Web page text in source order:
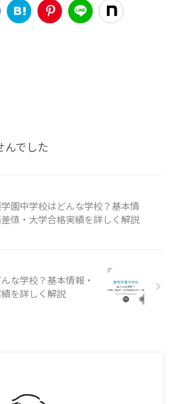
んでした
園中学校はどんな学校？基本情
値・大学合格実績を詳しく解説
な学校？基本情報・
を詳しく解説